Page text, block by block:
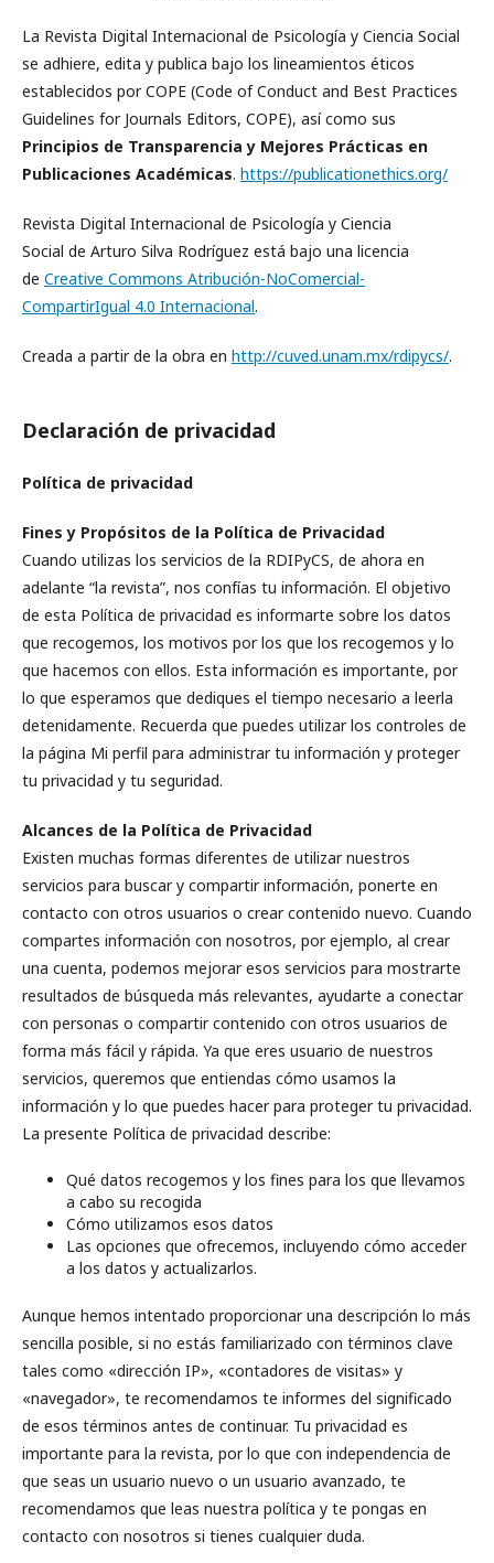
La Revista Digital Internacional de Psicología y Ciencia Social
se adhiere, edita y publica bajo los lineamientos éticos
establecidos por COPE (Code of Conduct and Best Practices
Guidelines for Journals Editors, COPE), así como sus
Principios de Transparencia y Mejores Prácticas en
Publicaciones Académicas. https://publicationethics.org/
Revista Digital Internacional de Psicología y Ciencia
Social de Arturo Silva Rodríguez está bajo una licencia
de Creative Commons Atribución-NoComercial-
CompartirIgual 4.0 Internacional.
Creada a partir de la obra en http://cuved.unam.mx/rdipycs/.
Declaración de privacidad
Política de privacidad
Fines y Propósitos de la Política de Privacidad
Cuando utilizas los servicios de la RDIPyCS, de ahora en
adelante “la revista”, nos confías tu información. El objetivo
de esta Política de privacidad es informarte sobre los datos
que recogemos, los motivos por los que los recogemos y lo
que hacemos con ellos. Esta información es importante, por
lo que esperamos que dediques el tiempo necesario a leerla
detenidamente. Recuerda que puedes utilizar los controles de
la página Mi perfil para administrar tu información y proteger
tu privacidad y tu seguridad.
Alcances de la Política de Privacidad
Existen muchas formas diferentes de utilizar nuestros
servicios para buscar y compartir información, ponerte en
contacto con otros usuarios o crear contenido nuevo. Cuando
compartes información con nosotros, por ejemplo, al crear
una cuenta, podemos mejorar esos servicios para mostrarte
resultados de búsqueda más relevantes, ayudarte a conectar
con personas o compartir contenido con otros usuarios de
forma más fácil y rápida. Ya que eres usuario de nuestros
servicios, queremos que entiendas cómo usamos la
información y lo que puedes hacer para proteger tu privacidad.
La presente Política de privacidad describe:
Qué datos recogemos y los fines para los que llevamos
a cabo su recogida
Cómo utilizamos esos datos
Las opciones que ofrecemos, incluyendo cómo acceder
a los datos y actualizarlos.
Aunque hemos intentado proporcionar una descripción lo más
sencilla posible, si no estás familiarizado con términos clave
tales como «dirección IP», «contadores de visitas» y
«navegador», te recomendamos te informes del significado
de esos términos antes de continuar. Tu privacidad es
importante para la revista, por lo que con independencia de
que seas un usuario nuevo o un usuario avanzado, te
recomendamos que leas nuestra política y te pongas en
contacto con nosotros si tienes cualquier duda.